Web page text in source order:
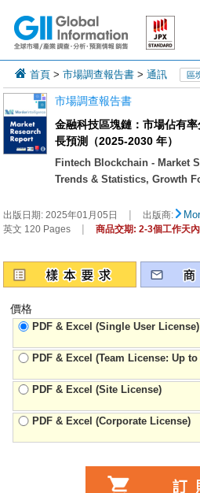
首頁 >市場調查報告書 >通訊 區
市場調查報告書
金融科技區塊鏈：市場佔有
長預測（2025-2030 年）
Fintech Blockchain - Market
Trends & Statistics, Growth
出版日期:2025年01月05日 | 出版商:
英文 120 Pages | 商品交期: 2-3個工作天內
價格
PDF & Excel (Single User License)
PDF & Excel (Team License: Up to
PDF & Excel (Site License)
PDF & Excel (Corporate License)